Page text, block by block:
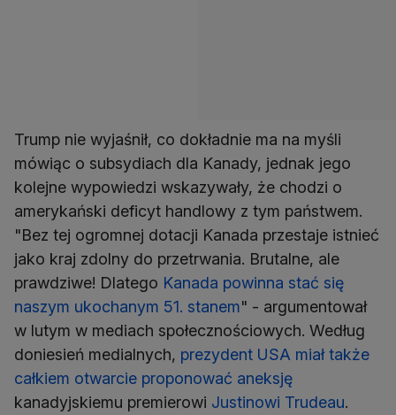
Trump nie wyjaśnił, co dokładnie ma na myśli
mówiąc o subsydiach dla Kanady, jednak jego
kolejne wypowiedzi wskazywały, że chodzi o
amerykański deficyt handlowy z tym państwem.
"Bez tej ogromnej dotacji Kanada przestaje istnieć
jako kraj zdolny do przetrwania. Brutalne, ale
prawdziwe! Dlatego Kanada powinna stać się
naszym ukochanym 51. stanem" - argumentował
w lutym w mediach społecznościowych. Według
doniesień medialnych, prezydent USA miał także
całkiem otwarcie proponować aneksję
kanadyjskiemu premierowi Justinowi Trudeau.